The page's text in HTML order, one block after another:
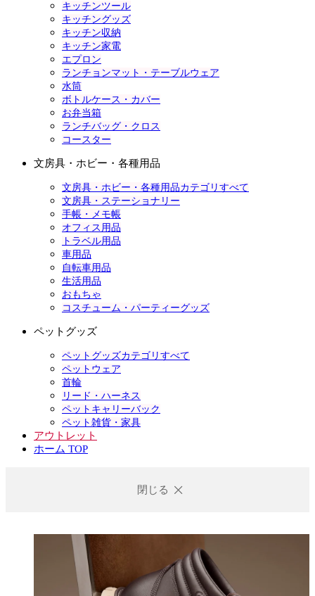
キッチンツール
キッチングッズ
キッチン収納
キッチン家電
エプロン
ランチョンマット・テーブルウェア
水筒
ボトルケース・カバー
お弁当箱
ランチバッグ・クロス
コースター
文房具・ホビー・各種用品
文房具・ホビー・各種用品カテゴリすべて
文房具・ステーショナリー
手帳・メモ帳
オフィス用品
トラベル用品
車用品
自転車用品
生活用品
おもちゃ
コスチューム・パーティーグッズ
ペットグッズ
ペットグッズカテゴリすべて
ペットウェア
首輪
リード・ハーネス
ペットキャリーバック
ペット雑貨・家具
アウトレット
ホーム TOP
閉じる